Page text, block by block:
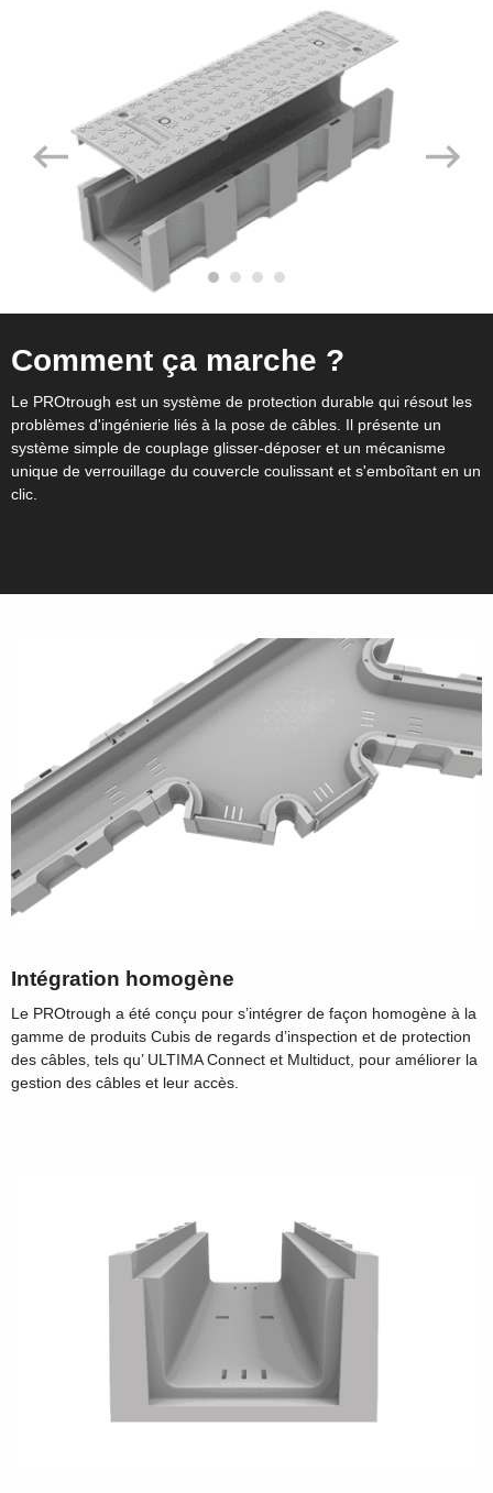
Comment ça marche ?
Le PROtrough est un système de protection durable qui résout les
problèmes d'ingénierie liés à la pose de câbles. Il présente un
système simple de couplage glisser-déposer et un mécanisme
unique de verrouillage du couvercle coulissant et s'emboîtant en un
clic.
Intégration homogène
Le PROtrough a été conçu pour s’intégrer de façon homogène à la
gamme de produits Cubis de regards d’inspection et de protection
des câbles, tels qu’ ULTIMA Connect et Multiduct, pour améliorer la
gestion des câbles et leur accès.